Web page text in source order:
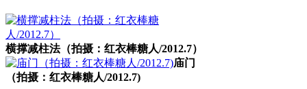
横撑减柱法（拍摄：红衣棒糖人/2012.7）
庙门
（拍摄：红衣棒糖人/2012.7)